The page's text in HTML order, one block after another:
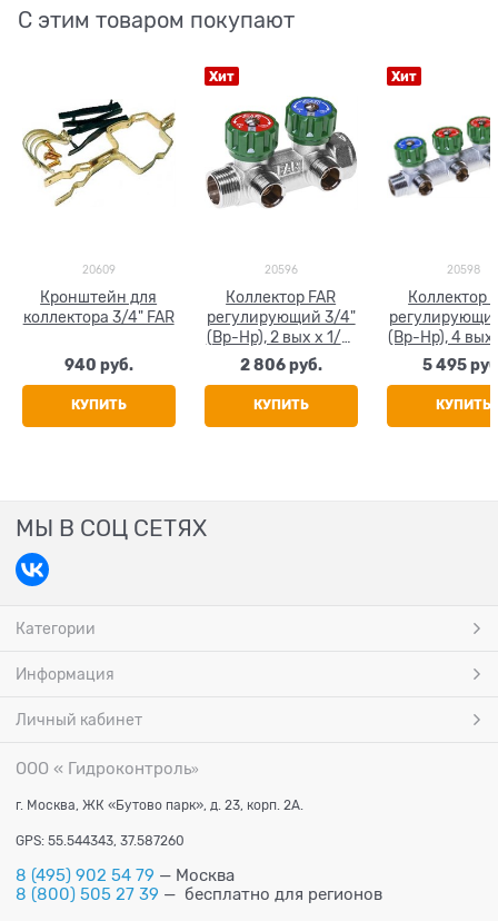
С этим товаром покупают
20609
Кронштейн для
коллектора 3/4" FAR
940 руб.
КУПИТЬ
Хит
20596
Коллектор FAR
регулирующий 3/4"
(Вр-Нр), 2 вых x 1/2"
НР, под прокладку
2 806 руб.
КУПИТЬ
Хит
20598
Коллектор
(Вр-Нр), 4 вых
НР, под
5 495
КУПИТЬ
МЫ В СОЦ СЕТЯХ
Категории
Информация
Личный кабинет
ООО « Гидроконтроль»
г. Москва, ЖК «Бутово парк», д. 23, корп. 2А.
GPS: 55.544343, 37.587260
8 (495) 902 54 79 — Москва
8 (800) 505 27 39 — бесплатно для регионов